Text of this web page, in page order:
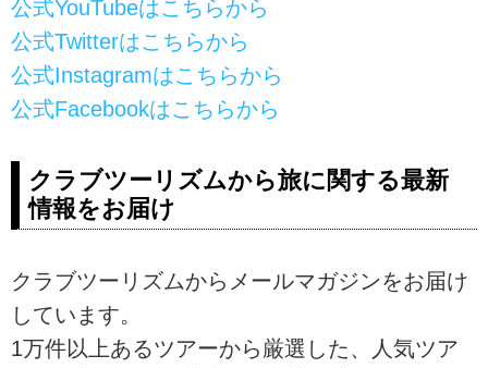
公式YouTubeはこちらから
公式Twitterはこちらから
公式Instagramはこちらから
公式Facebookはこちらから
クラブツーリズムから旅に関する最新
情報をお届け
クラブツーリズムからメールマガジンをお届け
しています。
1万件以上あるツアーから厳選した、人気ツア